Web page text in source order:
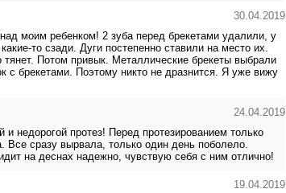
30.04.2019
моим ребенком! 2 зуба перед брекетами удалили, у
то сзади. Дуги постепенно ставили на место их.
Потом привык. Металлические брекеты выбрали
с брекетами. Поэтому никто не дразнится. Я уже вижу
24.04.2019
недорогой протез! Перед протезированием только
сразу вырвала, только один день поболело.
на деснах надежно, чувствую себя с ним отлично!
19.04.2019